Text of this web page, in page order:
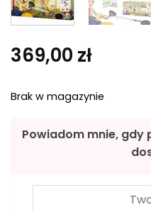
369,00 zł
Brak w magazynie
Powiadom mnie, gdy